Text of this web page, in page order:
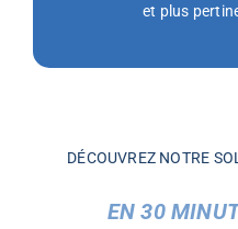
et plus
DÉCOUVREZ NOTRE
EN 30